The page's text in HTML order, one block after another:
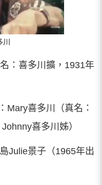
：喜多川擴，1931年
Mary喜多川（真名：
喜多川姊）
Julie景子（1965年出